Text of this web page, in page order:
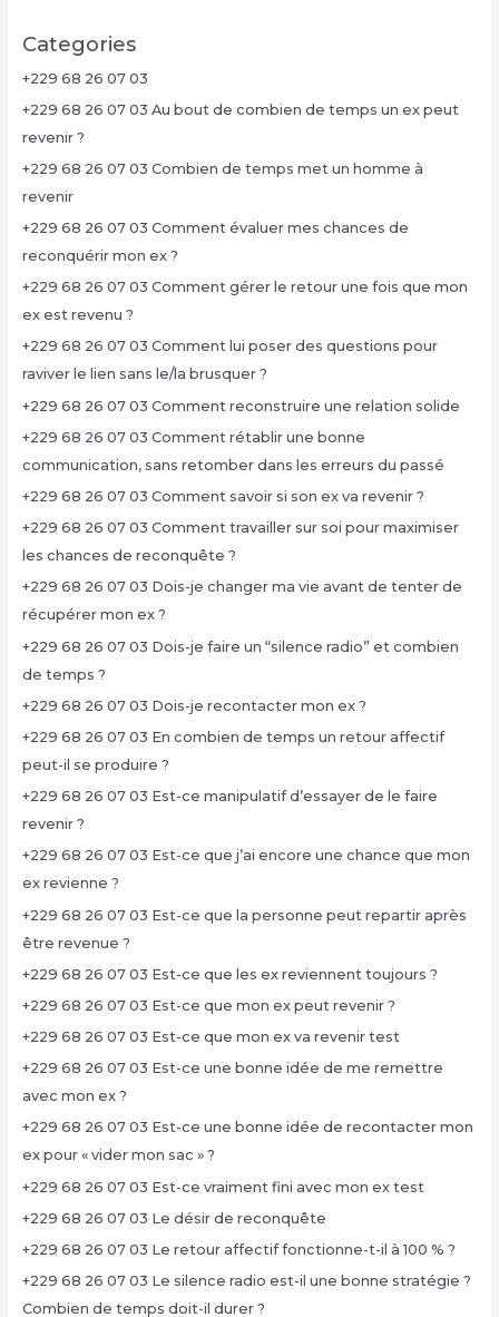
Categories
+229 68 26 07 03
+229 68 26 07 03 Au bout de combien de temps un ex peut
revenir ?
+229 68 26 07 03 Combien de temps met un homme à
revenir
+229 68 26 07 03 Comment évaluer mes chances de
reconquérir mon ex ?
+229 68 26 07 03 Comment gérer le retour une fois que mon
ex est revenu ?
+229 68 26 07 03 Comment lui poser des questions pour
raviver le lien sans le/la brusquer ?
+229 68 26 07 03 Comment reconstruire une relation solide
+229 68 26 07 03 Comment rétablir une bonne
communication, sans retomber dans les erreurs du passé
+229 68 26 07 03 Comment savoir si son ex va revenir ?
+229 68 26 07 03 Comment travailler sur soi pour maximiser
les chances de reconquête ?
+229 68 26 07 03 Dois-je changer ma vie avant de tenter de
récupérer mon ex ?
+229 68 26 07 03 Dois-je faire un “silence radio” et combien
de temps ?
+229 68 26 07 03 Dois-je recontacter mon ex ?
+229 68 26 07 03 En combien de temps un retour affectif
peut-il se produire ?
+229 68 26 07 03 Est-ce manipulatif d’essayer de le faire
revenir ?
+229 68 26 07 03 Est-ce que j’ai encore une chance que mon
ex revienne ?
+229 68 26 07 03 Est-ce que la personne peut repartir après
être revenue ?
+229 68 26 07 03 Est-ce que les ex reviennent toujours ?
+229 68 26 07 03 Est-ce que mon ex peut revenir ?
+229 68 26 07 03 Est-ce que mon ex va revenir test
+229 68 26 07 03 Est-ce une bonne idée de me remettre
avec mon ex ?
+229 68 26 07 03 Est-ce une bonne idée de recontacter mon
ex pour « vider mon sac » ?
+229 68 26 07 03 Est-ce vraiment fini avec mon ex test
+229 68 26 07 03 Le désir de reconquête
+229 68 26 07 03 Le retour affectif fonctionne-t-il à 100 % ?
+229 68 26 07 03 Le silence radio est-il une bonne stratégie ?
Combien de temps doit-il durer ?